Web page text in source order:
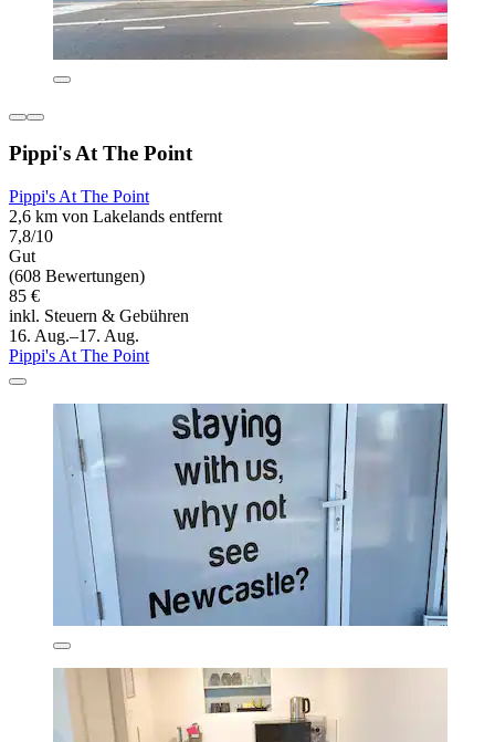
Pippi's At The Point
Pippi's At The Point
2,6 km von Lakelands entfernt
7,8/10
Gut
(608 Bewertungen)
85 €
inkl. Steuern & Gebühren
16. Aug.–17. Aug.
Pippi's At The Point